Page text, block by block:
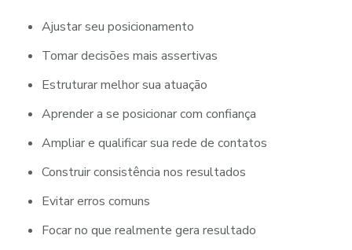
Ajustar seu posicionamento
Tomar decisões mais assertivas
Estruturar melhor sua atuação
Aprender a se posicionar com confiança
Ampliar e qualificar sua rede de contatos
Construir consistência nos resultados
Evitar erros comuns
Focar no que realmente gera resultado